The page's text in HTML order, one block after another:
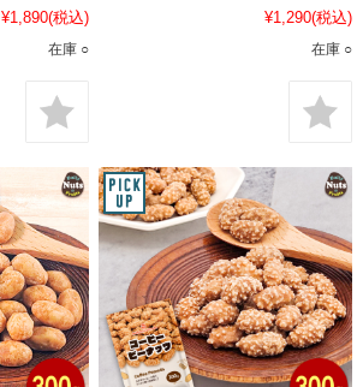
¥1,890(税込)
在庫 ○
¥1,290(税込)
在庫 ○